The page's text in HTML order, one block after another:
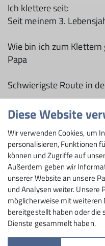
Ich klettere seit:
Seit meinem 3.
Wie bin ich zum
Papa
Schwierigste Route in
Liebstes Klettergebiet:
Bisherige
Bouldercup, Landshut
Sektion
Diese Website
Wir verwenden Cookies, um
personalisieren, Funktionen
können und Zugriffe auf
Außerdem geben wir
unserer Website an unsere
und Analysen weiter.
möglicherweise mit weiteren
bereitgestellt haben oder die
Dienste gesammelt haben.